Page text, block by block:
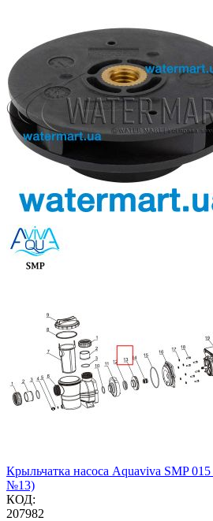
Крыльчатка насоса Aquaviva SMP
№13)
КОД:
207982